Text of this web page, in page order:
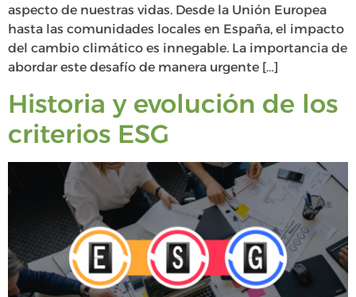
aspecto de nuestras vidas. Desde la Unión Europea
hasta las comunidades locales en España, el impacto
del cambio climático es innegable. La importancia de
abordar este desafío de manera urgente […]
Historia y evolución de los
criterios ESG